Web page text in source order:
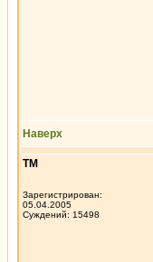
Наверх
ТМ
Зарегистрирован:
05.04.2005
Суждений: 15498